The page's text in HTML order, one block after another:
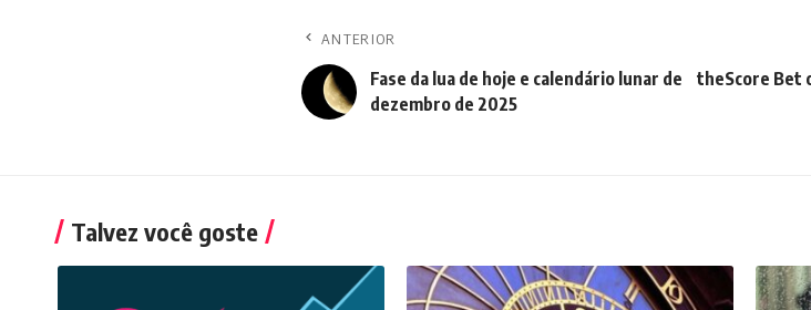
ANTERIOR
Fase da lua de hoje e calendário lunar de
dezembro de 2025
theScore Bet
Talvez você goste